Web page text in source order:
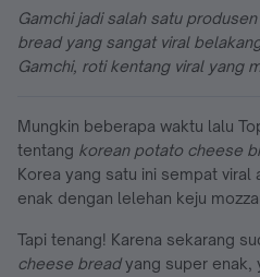
Gamchi jadi salah satu
bread yang sangat viral
Gamchi, roti kentang viral yang
Mungkin beberapa waktu lalu
tentang korean potato cheese
Korea yang satu ini sempat viral
enak dengan lelehan keju
Tapi tenang! Karena sekarang
cheese breadyang super enak,